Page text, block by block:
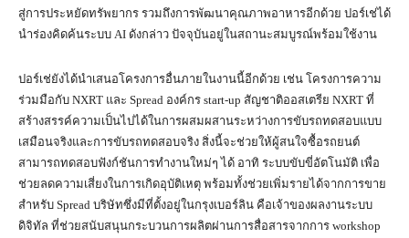
สู่การประหยัดทรัพยากร รวมถึงการพัฒนาคุณภาพอาหารอีกด้วย ปอร์เช่ได้
นำร่องคิดค้นระบบ AI ดังกล่าว ปัจจุบันอยู่ในสถานะสมบูรณ์พร้อมใช้งาน
ปอร์เช่ยังได้นำเสนอโครงการอื่นภายในงานนี้อีกด้วย เช่น โครงการความ
ร่วมมือกับ NXRT และ Spread องค์กร start-up สัญชาติออสเตรีย NXRT ที่
สร้างสรรค์ความเป็นไปได้ในการผสมผสานระหว่างการขับรถทดสอบแบบ
เสมือนจริงและการขับรถทดสอบจริง สิ่งนี้จะช่วยให้ผู้สนใจซื้อรถยนต์
สามารถทดสอบฟังก์ชันการทำงานใหม่ๆ ได้ อาทิ ระบบขับขี่อัตโนมัติ เพื่อ
ช่วยลดความเสี่ยงในการเกิดอุบัติเหตุ พร้อมทั้งช่วยเพิ่มรายได้จากการขาย
สำหรับ Spread บริษัทซึ่งมีที่ตั้งอยู่ในกรุงเบอร์ลิน คือเจ้าของผลงานระบบ
ดิจิทัล ที่ช่วยสนับสนุนกระบวนการผลิตผ่านการสื่อสารจากการ workshop